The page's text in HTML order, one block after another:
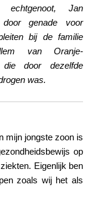
echtgenoot, Jan
door genade voor
bij de familie
van Oranje-
die door dezelfde
was.
mijn jongste zoon is
op
Eigenlijk ben
zoals wij het als